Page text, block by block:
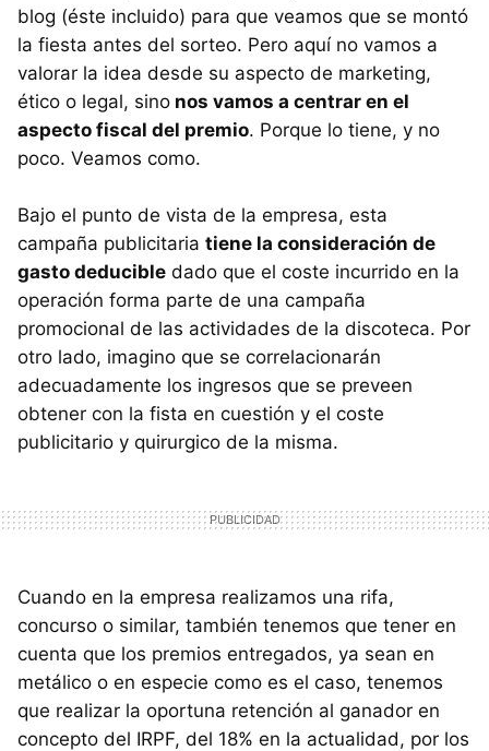
blog (éste incluido) para que veamos que se montó
la fiesta antes del sorteo. Pero aquí no vamos a
valorar la idea desde su aspecto de marketing,
ético o legal, sino nos vamos a centrar en el
aspecto fiscal del premio. Porque lo tiene, y no
poco. Veamos como.
Bajo el punto de vista de la empresa, esta
campaña publicitaria tiene la consideración de
gasto deducible dado que el coste incurrido en la
operación forma parte de una campaña
promocional de las actividades de la discoteca. Por
otro lado, imagino que se correlacionarán
adecuadamente los ingresos que se preveen
obtener con la fista en cuestión y el coste
publicitario y quirurgico de la misma.
Cuando en la empresa realizamos una rifa,
concurso o similar, también tenemos que tener en
cuenta que los premios entregados, ya sean en
metálico o en especie como es el caso, tenemos
que realizar la oportuna retención al ganador en
concepto del IRPF, del 18% en la actualidad, por los